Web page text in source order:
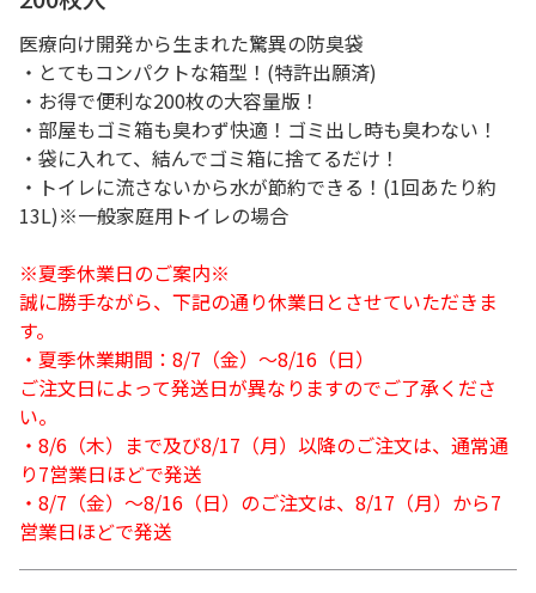
医療向け開発から生まれた驚異の防臭袋
・とてもコンパクトな箱型！(特許出願済)
・お得で便利な200枚の大容量版！
・部屋もゴミ箱も臭わず快適！ゴミ出し時も臭わない！
・袋に入れて、結んでゴミ箱に捨てるだけ！
・トイレに流さないから水が節約できる！(1回あたり約
13L)※一般家庭用トイレの場合
※夏季休業日のご案内※
誠に勝手ながら、下記の通り休業日とさせていただきま
す。
・夏季休業期間：8/7（金）～8/16（日）
ご注文日によって発送日が異なりますのでご了承くださ
い。
・8/6（木）まで及び8/17（月）以降のご注文は、通常通
り7営業日ほどで発送
・8/7（金）～8/16（日）のご注文は、8/17（月）から7
営業日ほどで発送